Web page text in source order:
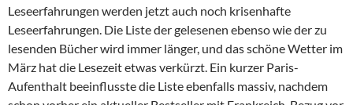
Leseerfahrungen werden jetzt auch noch krisenhafte
Leseerfahrungen. Die Liste der gelesenen ebenso wie der zu
lesenden Bücher wird immer länger, und das schöne Wetter im
März hat die Lesezeit etwas verkürzt. Ein kurzer Paris-
Aufenthalt beeinflusste die Liste ebenfalls massiv, nachdem